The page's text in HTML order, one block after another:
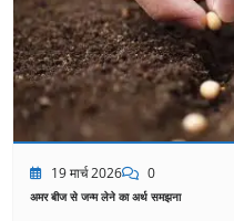
19 मार्च 2026 0
अमर बीज से जन्म लेने का अर्थ समझना